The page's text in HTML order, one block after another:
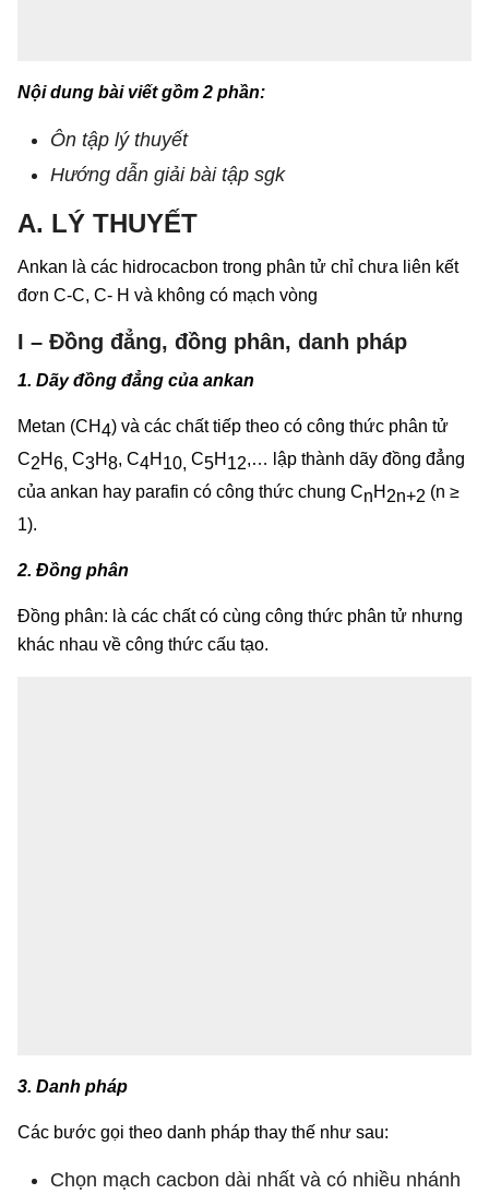
Nội dung bài viết gồm 2 phần:
Ôn tập lý thuyết
Hướng dẫn giải bài tập sgk
A. LÝ THUYẾT
Ankan là các hidrocacbon trong phân tử chỉ chưa liên kết
đơn C-C, C- H và không có mạch vòng
I – Đồng đẳng, đồng phân, danh pháp
1. Dãy đồng đẳng của ankan
Metan (CH4) và các chất tiếp theo có công thức phân tử
C2H6, C3H8, C4H 10, C5H 12,… lập thành dãy đồng đẳng
của ankan hay parafin có công thức chung CnH 2n+2 (n ≥
1).
2. Đồng phân
Đồng phân: là các chất có cùng công thức phân tử nhưng
khác nhau về công thức cấu tạo.
3. Danh pháp
Các bước gọi theo danh pháp thay thế như sau:
Chọn mạch cacbon dài nhất và có nhiều nhánh